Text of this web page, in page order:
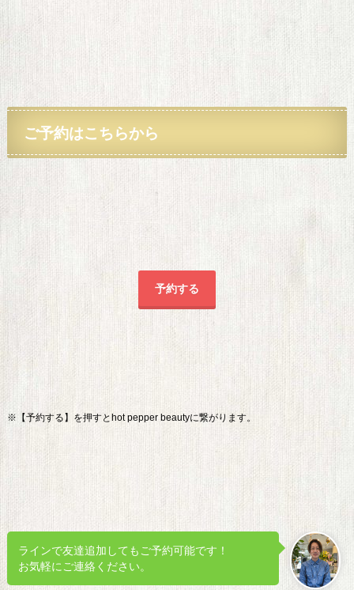
ご予約はこちらから
予約する
※【予約する】を押すとhot pepper beautyに繋がります。
ラインで友達追加してもご予約可能です！
お気軽にご連絡ください。